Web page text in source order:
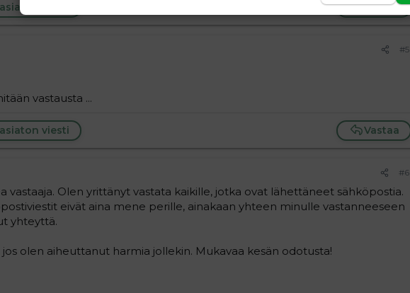
Vastaa
viesti
#5
vastausta ...
Vastaa
viesti
#6
vastaaja. Olen yrittänyt vastata kaikille, jotka ovat lähettäneet sähköpostia.
eivät aina mene perille, ainakaan yhteen minulle vastanneeseen
yhteyttä.
olen aiheuttanut harmia jollekin. Mukavaa kesän odotusta!